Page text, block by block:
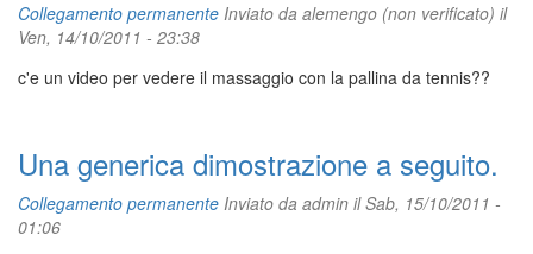
Collegamento permanente Inviato da alemengo (non verificato) il
Ven, 14/10/2011 - 23:38
c'e un video per vedere il massaggio con la pallina da tennis??
Una generica dimostrazione a seguito.
Collegamento permanente Inviato da admin il Sab, 15/10/2011 -
01:06